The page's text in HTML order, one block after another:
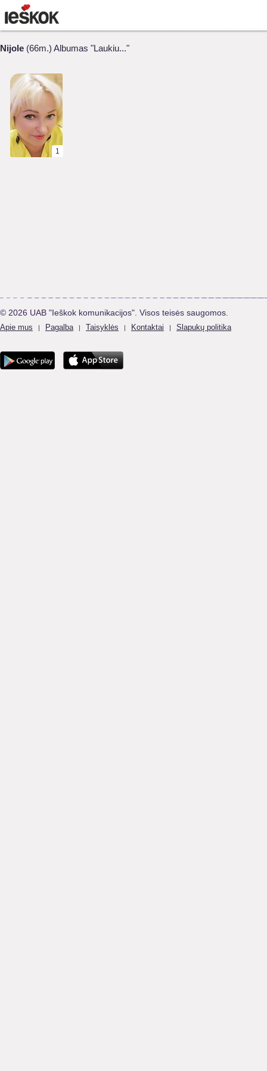
Nijole (66m.) Albumas "Laukiu..."
1
© 2026 UAB "Ieškok komunikacijos". Visos teisės saugomos.
Apie mus | Pagalba | Taisyklės | Kontaktai | Slapukų politika